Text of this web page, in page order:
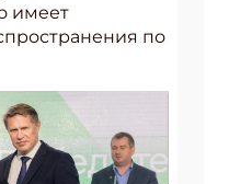
имеет
по